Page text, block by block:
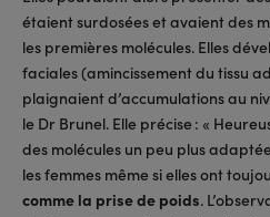
étaient surdosées et avaient des
les premières molécules. Elles
faciales (amincissement du tissu
plaignaient d’accumulations au
le Dr Brunel. Elle précise : «
des molécules un peu plus
les femmes même si elles ont
comme la prise de poids.